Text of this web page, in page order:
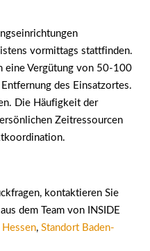
vormittags stattfinden.
eine Vergütung von 50-100
des Einsatzortes.
Die Häufigkeit der
Zeitressourcen
kontaktieren Sie
dem Team von INSIDE
, Standort Baden-